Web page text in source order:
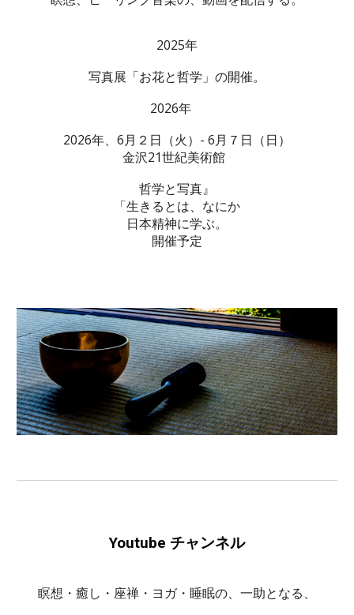
2025年
写真展「お花と哲学」の開催。
2026年
2026年、6月２日（火）- 6月７日（日）
金沢21世紀美術館
哲学と写真』
「生きるとは、なにか
日本精神に学ぶ。
開催予定
Youtube チャンネル
瞑想・癒し・座禅・ヨガ・睡眠の、一助となる、